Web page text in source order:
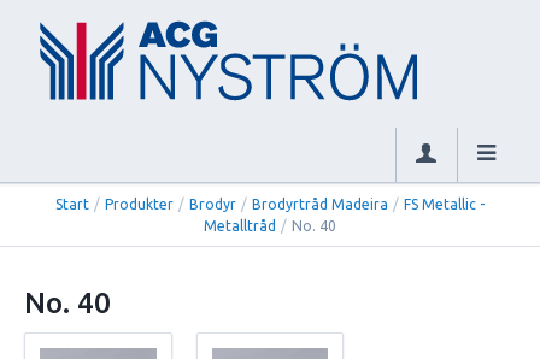
Start / Produkter / Brodyr / Brodyrtråd Madeira / FS Metallic -
Metalltråd / No. 40
No. 40